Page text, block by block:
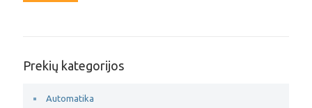
Prekių kategorijos
Automatika